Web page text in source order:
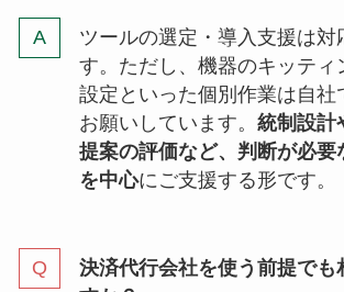
ツールの選定・導入支援は対
す。ただし、機器のキッティ
設定といった個別作業は自社
お願いしています。 統制設計
提案の評価など、判断が必要
を中心にご支援する形です。
決済代行会社を使う前提でも